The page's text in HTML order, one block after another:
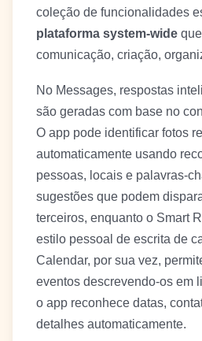
coleção de funcionalidades
plataforma system-wide
comunicação, criação,
No Messages, respostas
são geradas com base no
O app pode identificar fotos
automaticamente usando
pessoas, locais e palavras-
sugestões que podem
terceiros, enquanto o Smart
estilo pessoal de escrita de
Calendar, por sua vez,
eventos descrevendo-os em
o app reconhece datas,
detalhes automaticamente.